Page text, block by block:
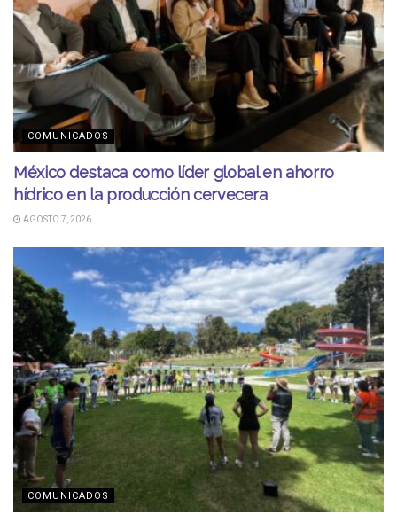
COMUNICADOS
México destaca como líder global en ahorro
hídrico en la producción cervecera
AGOSTO 7, 2026
COMUNICADOS